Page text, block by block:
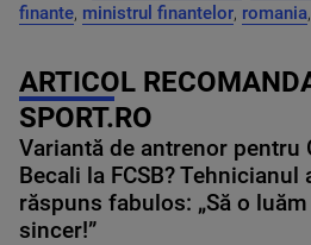
finante, ministrul finantelor, romania,
ARTICOL
SPORT.RO
Variantă de antrenor pentru
Becali la FCSB? Tehnicianul
răspuns fabulos: „Să o luăm
sincer!”